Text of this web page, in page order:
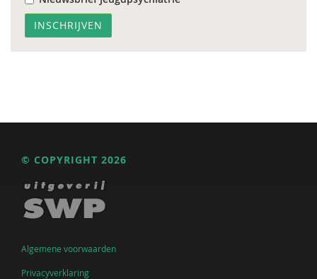
© COPYRIGHT 2026
Algemene voorwaarden
Privacyverklaring